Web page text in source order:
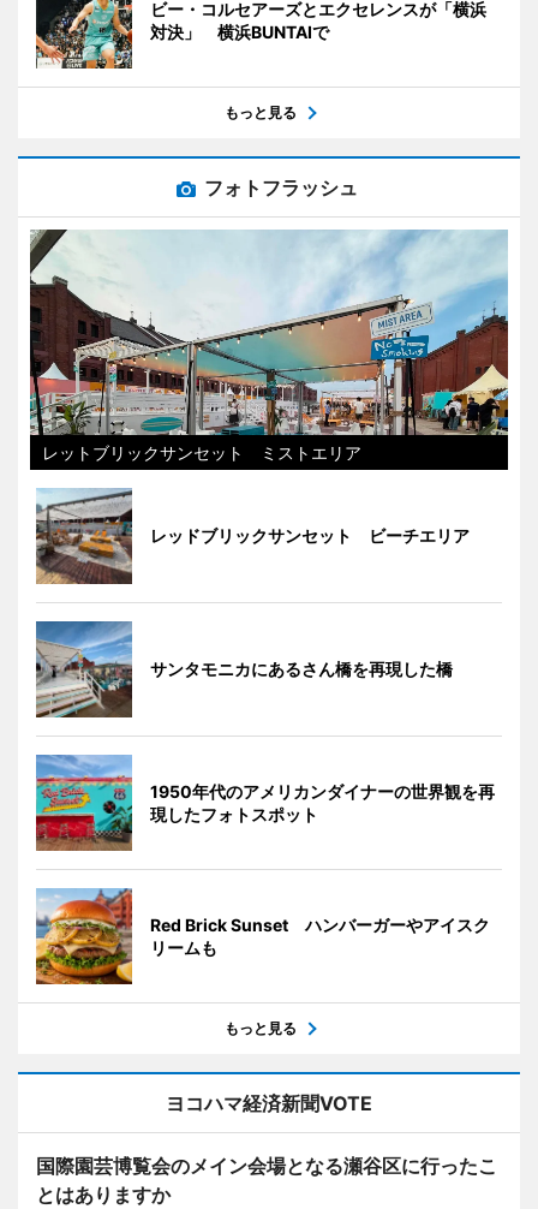
ビー・コルセアーズとエクセレンスが「横浜
対決」 横浜BUNTAIで
もっと見る
フォトフラッシュ
レットブリックサンセット ミストエリア
レッドブリックサンセット ビーチエリア
サンタモニカにあるさん橋を再現した橋
1950年代のアメリカンダイナーの世界観を再
現したフォトスポット
Red Brick Sunset ハンバーガーやアイスク
リームも
もっと見る
ヨコハマ経済新聞VOTE
国際園芸博覧会のメイン会場となる瀬谷区に行ったこ
とはありますか